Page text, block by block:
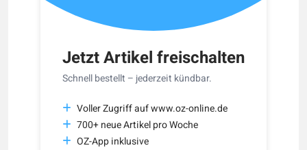
Jetzt Artikel freischalten
Schnell bestellt – jederzeit kündbar.
Voller Zugriff auf www.oz-online.de
700+ neue Artikel pro Woche
OZ-App inklusive